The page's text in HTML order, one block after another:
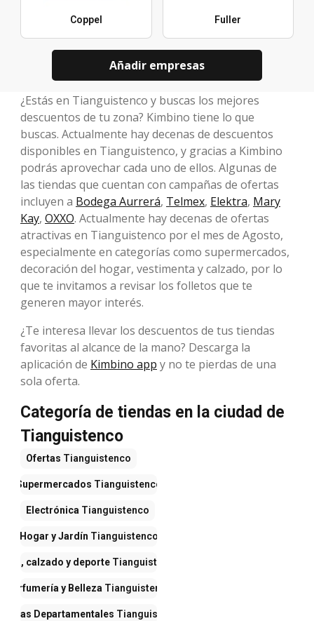
Coppel Fuller
Añadir empresas
¿Estás en Tianguistenco y buscas los mejores
descuentos de tu zona? Kimbino tiene lo que
buscas. Actualmente hay decenas de descuentos
disponibles en Tianguistenco, y gracias a Kimbino
podrás aprovechar cada uno de ellos. Algunas de
las tiendas que cuentan con campañas de ofertas
incluyen a Bodega Aurrerá, Telmex, Elektra, Mary
Kay, OXXO. Actualmente hay decenas de ofertas
atractivas en Tianguistenco por el mes de Agosto,
especialmente en categorías como supermercados,
decoración del hogar, vestimenta y calzado, por lo
que te invitamos a revisar los folletos que te
generen mayor interés.
¿Te interesa llevar los descuentos de tus tiendas
favoritas al alcance de la mano? Descarga la
aplicación de Kimbino app y no te pierdas de una
sola oferta.
Categoría de tiendas en la ciudad de
Tianguistenco
Ofertas Tianguistenco
Supermercados Tianguistenco
Electrónica Tianguistenco
Hogar y Jardín Tianguistenco
calzado y deporte Tianguistenco
Perfumería y Belleza Tianguistenco
Departamentales Tianguistenco